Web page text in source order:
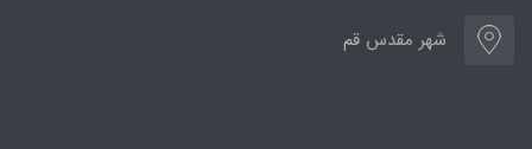
شهر مقدس قم